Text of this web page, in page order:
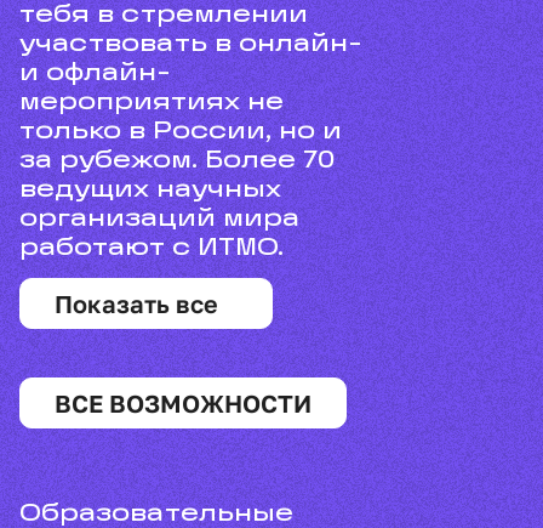
тебя в стремлении
участвовать в онлайн-
и офлайн-
мероприятиях не
только в России, но и
за рубежом. Более 70
ведущих научных
организаций мира
работают с ИТМО.
Показать все
ВСЕ ВОЗМОЖНОСТИ
Образовательные